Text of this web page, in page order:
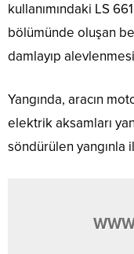
kullanımındaki LS
bölümünde oluşan
damlayıp
Yangında, aracın
elektrik aksamları
söndürülen yangınla